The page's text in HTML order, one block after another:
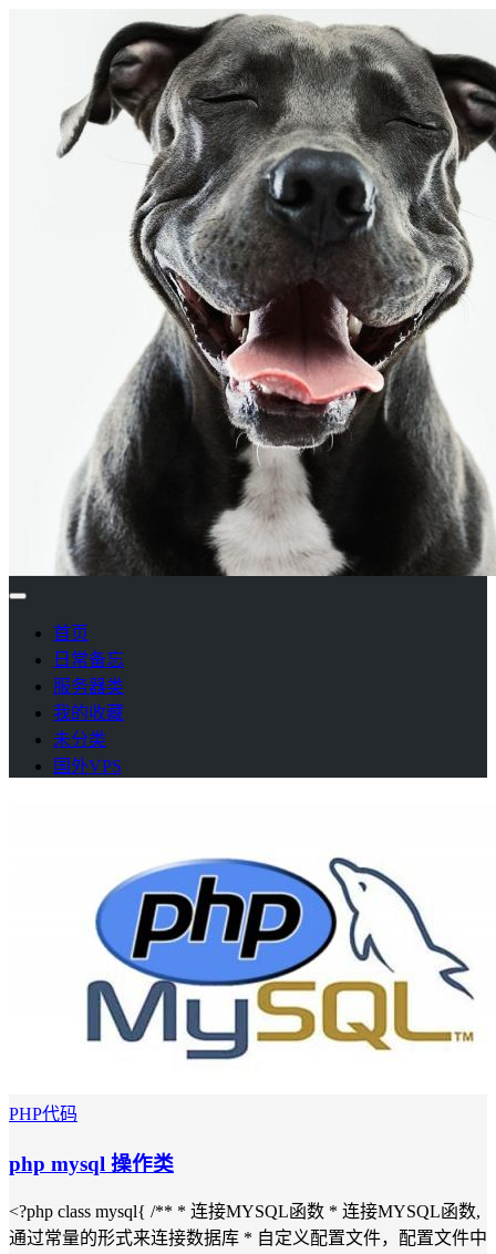
首页
日常备忘
服务器类
我的收藏
未分类
国外VPS
PHP代码
php mysql 操作类
<?php class mysql{ /** * 连接MYSQL函数 * 连接MYSQL函数,
通过常量的形式来连接数据库 * 自定义配置文件，配置文件中